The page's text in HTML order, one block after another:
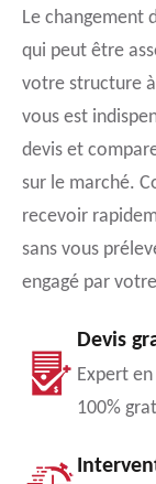
Le changement
qui peut être
votre structure
vous est
devis et
sur le marché.
recevoir
sans vous
engagé par
Devis
Expert
100%